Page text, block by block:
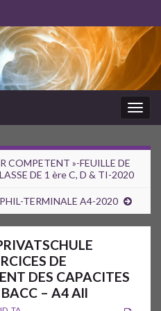
COMPETENT »-FEUILLE DE
DE 1 ère C, D & TI-2020
TERMINALE A4-2020
DE
DES CAPACITES
– A4 All